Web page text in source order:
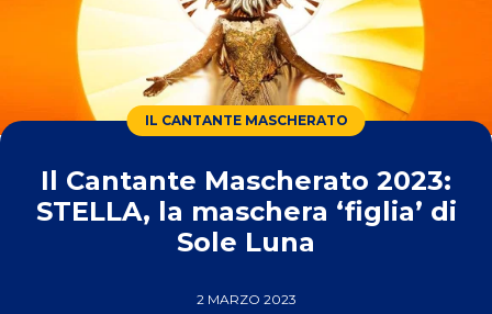
IL CANTANTE MASCHERATO
Il Cantante Mascherato 2023:
STELLA, la maschera ‘figlia’ di
Sole Luna
2 MARZO 2023